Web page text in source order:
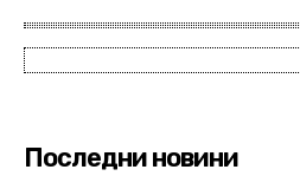
Последни новини